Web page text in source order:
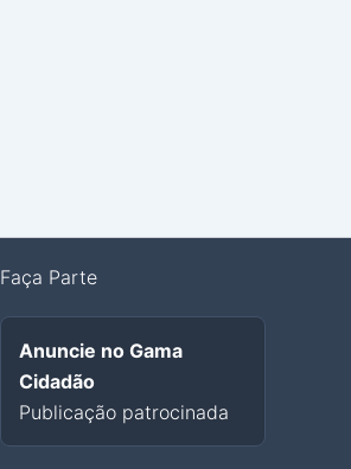
Faça Parte
Anuncie no Gama
Cidadão
Publicação patrocinada